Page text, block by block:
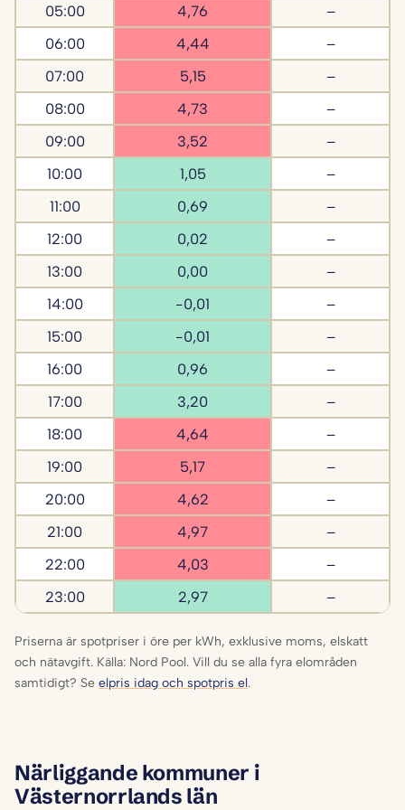
05:00
4,76
–
06:00
4,44
–
07:00
5,15
–
08:00
4,73
–
09:00
3,52
–
10:00
1,05
–
11:00
0,69
–
12:00
0,02
–
13:00
0,00
–
14:00
-0,01
–
15:00
-0,01
–
16:00
0,96
–
17:00
3,20
–
18:00
4,64
–
19:00
5,17
–
20:00
4,62
–
21:00
4,97
–
22:00
4,03
–
23:00
2,97 –
Priserna är spotpriser i öre per kWh, exklusive moms, elskatt
och nätavgift. Källa: Nord Pool. Vill du se alla fyra elområden
samtidigt? Se elpris idag och spotpris el.
Närliggande kommuner i
Västernorrlands län